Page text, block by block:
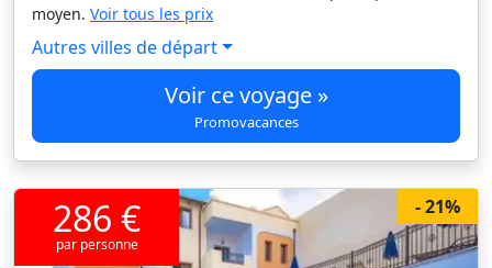
moyen. Voir tous les prix
Autres villes de départ
Voir ce voyage »
Promovacances
- 21%
286 €
par personne